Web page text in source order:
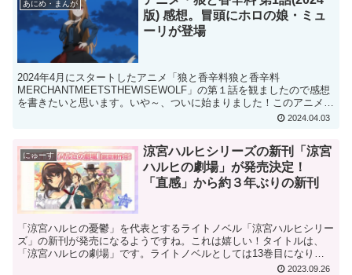
あにめ・まんが
版) 感想。冒頭にホロの娘・ミュ
ーリが登場
2024年4月にスタートしたアニメ「狼と香辛料狼と香辛料
MERCHANTMEETSTHEWISEWOLF」の第１話を観ましたので感想
を書きたいと思います。いや～、ついに始まりました！このアニメ、
2024.04.03
にゅーす
涼宮ハルヒシリーズの新刊「涼宮
ハルヒの劇場」が発売決定！
「直感」から約３年ぶりの新刊
「涼宮ハルヒの憂鬱」を代表とするライトノベル「涼宮ハルヒシリー
ズ」の新刊が発売になるようですね。これは嬉しい！タイトルは、
「涼宮ハルヒの劇場」です。ライトノベルとしては13巻目になりま
す。 まだいつ発売になるかは公表されておりませんが、前作...
2023.09.26